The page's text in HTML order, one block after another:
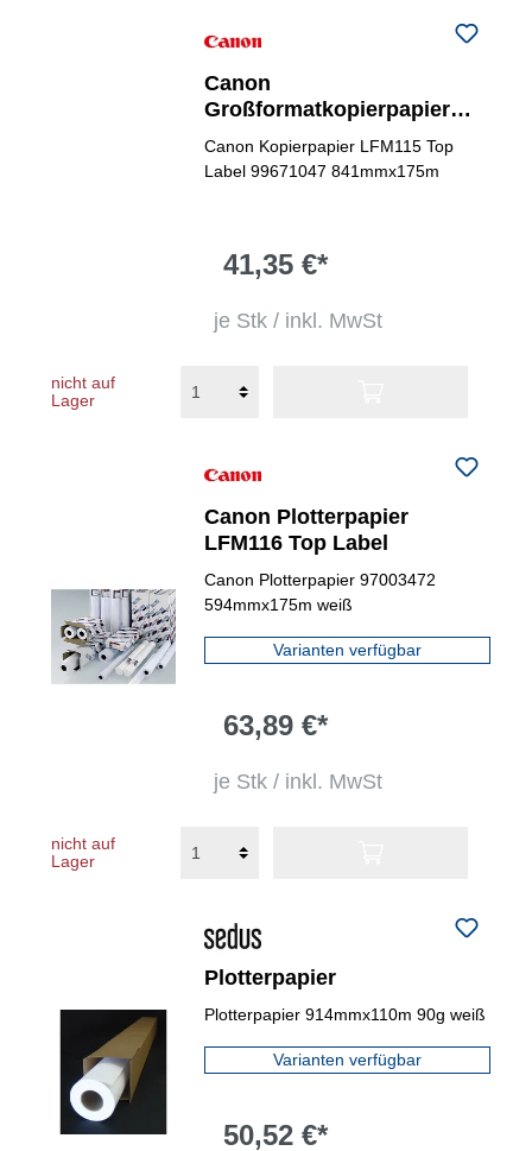
Canon
Großformatkopierpapier
Top Label LFM115
Canon Kopierpapier LFM115 Top
Label 99671047 841mmx175m
41,35 €*
je Stk / inkl. MwSt
nicht auf
Lager
Canon Plotterpapier
LFM116 Top Label
Canon Plotterpapier 97003472
594mmx175m weiß
Varianten verfügbar
63,89 €*
je Stk / inkl. MwSt
nicht auf
Lager
Plotterpapier
Plotterpapier 914mmx110m 90g weiß
Varianten verfügbar
50,52 €*